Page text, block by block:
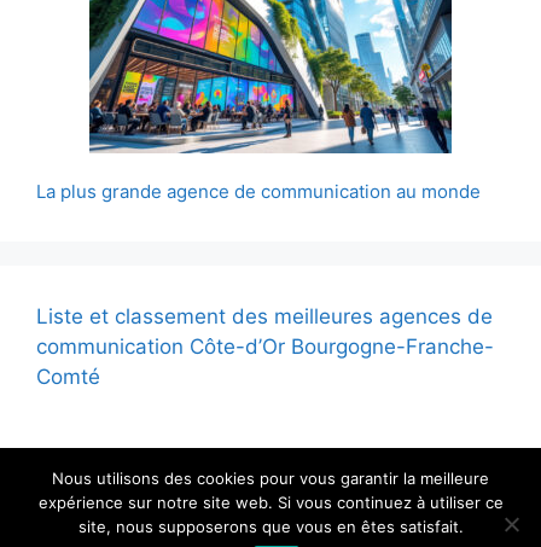
La plus grande agence de communication au monde
Liste et classement des meilleures agences de
communication Côte-d’Or Bourgogne-Franche-
Comté
Nous utilisons des cookies pour vous garantir la meilleure
expérience sur notre site web. Si vous continuez à utiliser ce
site, nous supposerons que vous en êtes satisfait.